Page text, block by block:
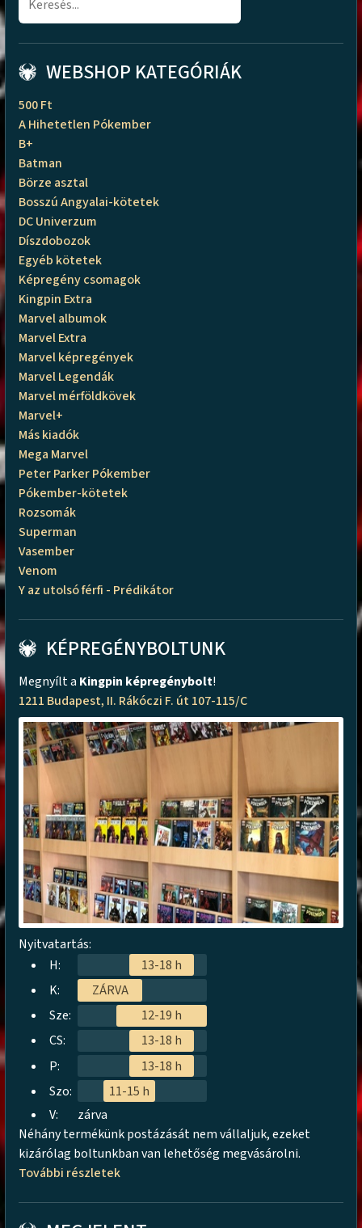
WEBSHOP KATEGÓRIÁK
500 Ft
A Hihetetlen Pókember
B+
Batman
Börze asztal
Bosszú Angyalai-kötetek
DC Univerzum
Díszdobozok
Egyéb kötetek
Képregény csomagok
Kingpin Extra
Marvel albumok
Marvel Extra
Marvel képregények
Marvel Legendák
Marvel mérföldkövek
Marvel+
Más kiadók
Mega Marvel
Peter Parker Pókember
Pókember-kötetek
Rozsomák
Superman
Vasember
Venom
Y az utolsó férfi - Prédikátor
KÉPREGÉNYBOLTUNK
Megnyílt a Kingpin képregénybolt!
1211 Budapest, II. Rákóczi F. út 107-115/C
Nyitvatartás:
H:
13-18 h
K:
ZÁRVA
Sze:
12-19 h
CS:
13-18 h
P:
13-18 h
Szo:
11-15 h
V:
zárva
Néhány termékünk postázását nem vállaljuk, ezeket
kizárólag boltunkban van lehetőség megvásárolni.
További részletek